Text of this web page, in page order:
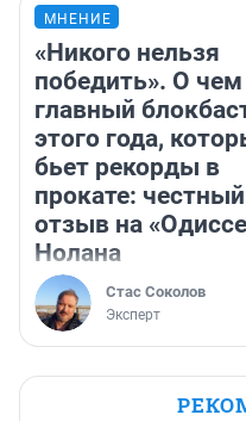
МНЕНИЕ
«Никого нельзя
победить». О чем
главный
этого года,
бьет рекорды в
прокате: честный
отзыв на
Нолана
Стас Соколов
Эксперт